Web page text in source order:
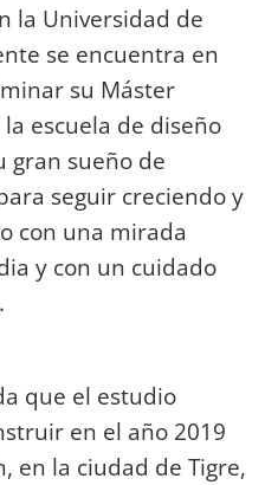
la Universidad de
se encuentra en
su Máster
escuela de diseño
gran sueño de
seguir creciendo y
con una mirada
y con un cuidado
que el estudio
en el año 2019
en la ciudad de Tigre,